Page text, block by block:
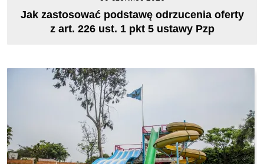
Jak zastosować podstawę odrzucenia oferty
z art. 226 ust. 1 pkt 5 ustawy Pzp